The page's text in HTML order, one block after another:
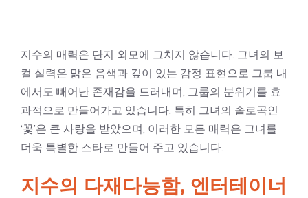
지수의 매력은 단지 외모에 그치지 않습니다. 그녀의 보
컬 실력은 맑은 음색과 깊이 있는 감정 표현으로 그룹 내
에서도 빼어난 존재감을 드러내며, 그룹의 분위기를 효
과적으로 만들어가고 있습니다. 특히 그녀의 솔로곡인
‘꽃’은 큰 사랑을 받았으며, 이러한 모든 매력은 그녀를
더욱 특별한 스타로 만들어 주고 있습니다.
지수의 다재다능함, 엔터테이너